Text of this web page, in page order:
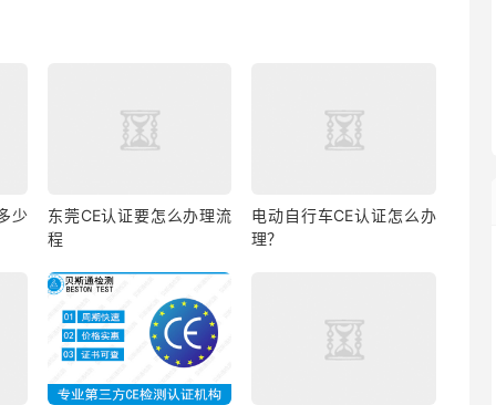
少
东莞CE认证要怎么办理流
程
电动自行车CE认证怎么办
理？